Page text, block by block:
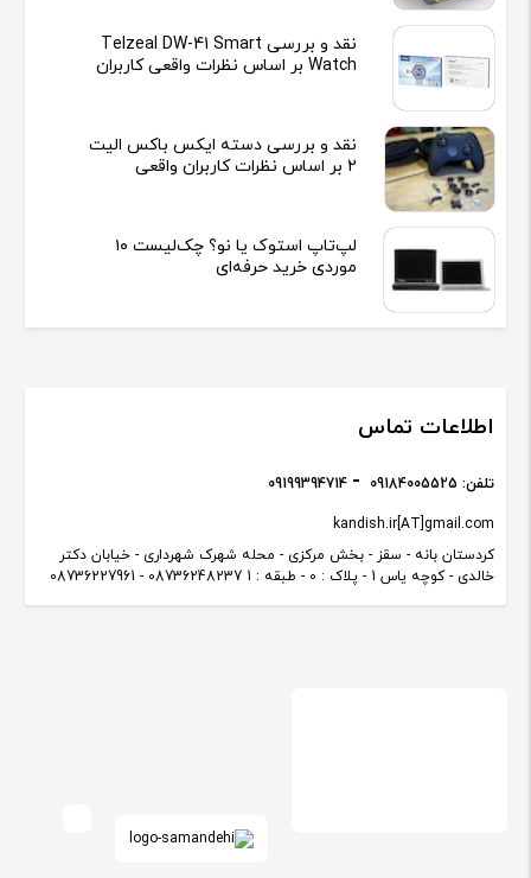
نقد و بررسی Telzeal DW-41 Smart
Watch بر اساس نظرات واقعی کاربران
نقد و بررسی دسته ایکس باکس الیت
2 بر اساس نظرات کاربران واقعی
لپ‌تاپ استوک یا نو؟ چک‌لیست ۱۰
موردی خرید حرفه‌ای
اطلاعات تماس
کردستان بانه - سقز - بخش مرکزی - محله شهرک شهرداری - خیابان دکتر
خالدی - کوچه یاس 1 - پلاک : 0 - طبقه : 1 08736248237 - 08736227961
kandish.ir[AT]gmail.com
تلفن: 09184005525
09199394714